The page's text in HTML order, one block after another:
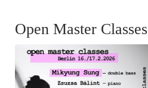
Open Master Classes